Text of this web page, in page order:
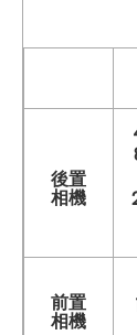
後置
相機
前置
相機